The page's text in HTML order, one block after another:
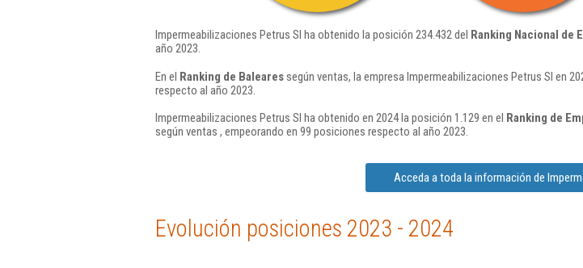
Impermeabilizaciones Petrus Sl ha obtenido la posición 234.432 del Ranking Nacional de
año 2023.
En el Ranking de Balearessegún ventas, la empresa Impermeabilizaciones Petrus Sl en
respecto al año 2023.
Impermeabilizaciones Petrus Sl ha obtenido en 2024 la posición 1.129 en el Ranking de
según ventas , empeorando en 99 posiciones respecto al año 2023.
Acceda a toda la información de
Evolución posiciones 2023 - 2024